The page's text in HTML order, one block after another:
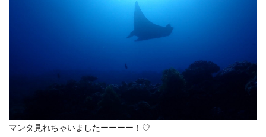
マンタ見れちゃいましたーーーー！♡